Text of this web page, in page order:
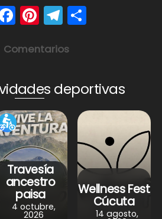
F
a
c
b
o
o
k
Pi
nt
er
st
T
el
e
a
m
Comentarios
deportivas
Travesía
ancestro
paisa
4 octubre,
2026
Wellness Fest
Cúcuta
14 agosto,